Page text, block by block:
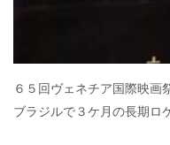
６５回ヴェネチア国際映画
ブラジルで３ケ月の長期ロ